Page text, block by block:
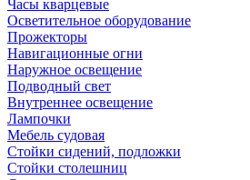
Часы кварцевые
Осветительное оборудование
Прожекторы
Навигационные огни
Наружное освещение
Подводный свет
Внутреннее освещение
Лампочки
Мебель судовая
Стойки сидений, подложки
Стойки столешниц